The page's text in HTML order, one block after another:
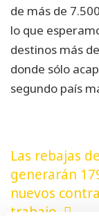
de más de
lo que
destinos más
donde sólo
segundo país
de
entradas
Las rebajas
generarán
nuevos
trabajo